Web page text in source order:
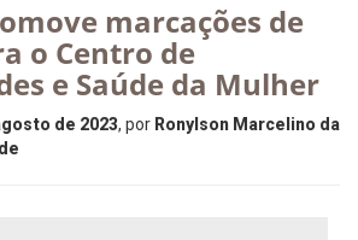
marcações de
o Centro de
e Saúde da Mulher
de 2023, por Ronylson Marcelino da